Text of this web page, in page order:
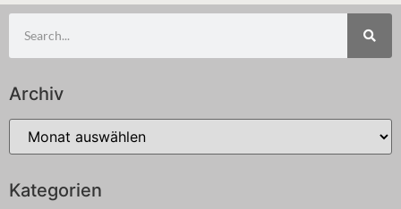
Archiv
Kategorien